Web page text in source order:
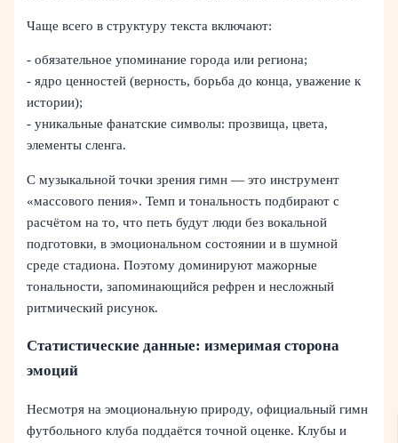
Чаще всего в структуру текста включают:
- обязательное упоминание города или региона;
- ядро ценностей (верность, борьба до конца, уважение к
истории);
- уникальные фанатские символы: прозвища, цвета,
элементы сленга.
С музыкальной точки зрения гимн — это инструмент
«массового пения». Темп и тональность подбирают с
расчётом на то, что петь будут люди без вокальной
подготовки, в эмоциональном состоянии и в шумной
среде стадиона. Поэтому доминируют мажорные
тональности, запоминающийся рефрен и несложный
ритмический рисунок.
Статистические данные: измеримая сторона
эмоций
Несмотря на эмоциональную природу, официальный гимн
футбольного клуба поддаётся точной оценке. Клубы и